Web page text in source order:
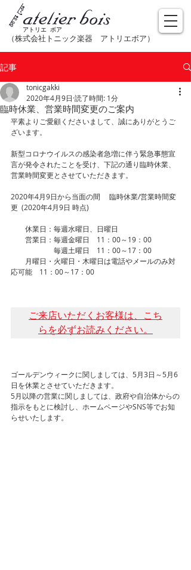
アトリエ ボア
（株式会社トニック楽器​ アトリエボア）
記事
臨時休業、営業時間変更のご案内
tonicgakki
2020年4月9日 読了時間: 1分
平素よりご愛顧くださいまして、誠にありがとうご
ざいます。
新型コロナウイルスの感染者急増に伴う緊急事態宣
言が発令されたことを受け、下記の通り臨時休業、
営業時間変更とさせていただきます。
2020年4月9日から当面の間　 臨時休業/営業時間変
更  (2020年4月9日 時点)
休業日：毎週水曜日、日曜日
営業日：毎週金曜日　11：00～19：00
毎週土曜日　11：00～17：00
月曜日・火曜日・木曜日は電話やメールのみ対
応可能　11：00～17：00
ご来店いただくお客様は、こち
らを必ずお読みください。
ゴールデンウィークに関しましては、5月3日～5月6
日を休業とさせていただきます。
5月以降の営業に関しましては、政府や自治体からの
指示をもとに検討し、ホームページやSNS等でお知
らせいたします。